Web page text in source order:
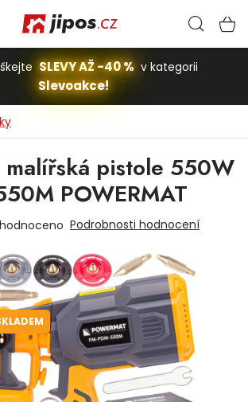
SLEVY AŽ -40 % v kategorii
Slevoakce!
pistole 550W
POWERMAT
Podrobnosti hodnocení